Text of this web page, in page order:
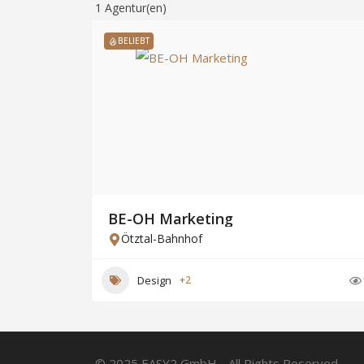
1 Agentur(en)
BELIEBT
BE-OH Marketing
Ötztal-Bahnhof
Design +2